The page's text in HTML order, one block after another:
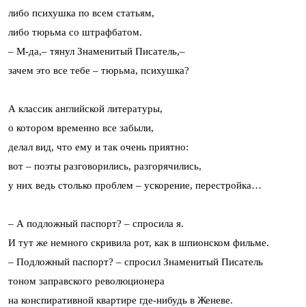
либо психушка по всем статьям,
либо тюрьма со штрафбатом.
– М-да,– тянул Знаменитый Писатель,–
зачем это все тебе – тюрьма, психушка?
А классик английской литературы,
о котором временно все забыли,
делал вид, что ему и так очень приятно:
вот – поэты разговорились, разгорячились,
у них ведь столько проблем – ускорение, перестройка…
– А подложный паспорт? – спросила я.
И тут же немного скривила рот, как в шпионском фильме.
– Подложный паспорт? – спросил Знаменитый Писатель
тоном заправского революционера
на конспиративной квартире где-нибудь в Женеве.